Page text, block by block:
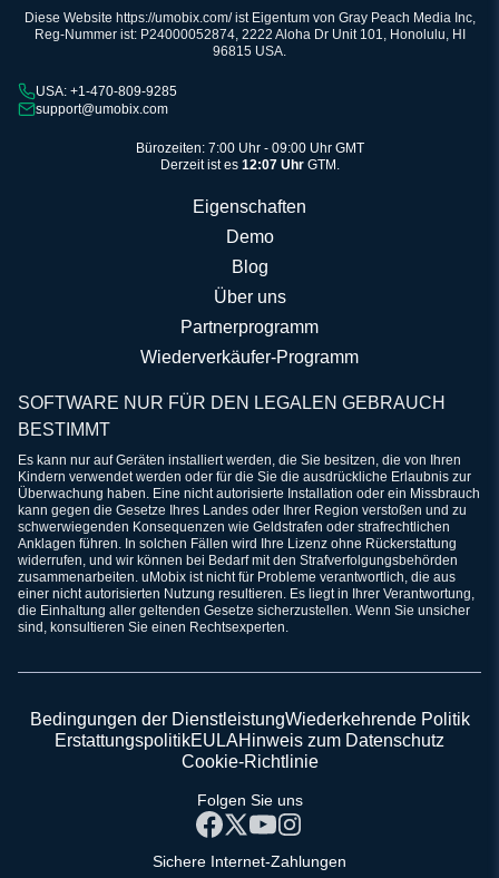
Diese Website https://umobix.com/ ist Eigentum von Gray Peach Media Inc,
Reg-Nummer ist: P24000052874, 2222 Aloha Dr Unit 101, Honolulu, HI
96815 USA.
USA: +1-470-809-9285
support@umobix.com
Bürozeiten: 7:00 Uhr - 09:00 Uhr GMT
Derzeit ist es 12:07 UhrGTM.
Eigenschaften
Demo
Blog
Über uns
Partnerprogramm
Wiederverkäufer-Programm
SOFTWARE NUR FÜR DEN LEGALEN GEBRAUCH
BESTIMMT
Es kann nur auf Geräten installiert werden, die Sie besitzen, die von Ihren
Kindern verwendet werden oder für die Sie die ausdrückliche Erlaubnis zur
Überwachung haben. Eine nicht autorisierte Installation oder ein Missbrauch
kann gegen die Gesetze Ihres Landes oder Ihrer Region verstoßen und zu
schwerwiegenden Konsequenzen wie Geldstrafen oder strafrechtlichen
Anklagen führen. In solchen Fällen wird Ihre Lizenz ohne Rückerstattung
widerrufen, und wir können bei Bedarf mit den Strafverfolgungsbehörden
zusammenarbeiten. uMobix ist nicht für Probleme verantwortlich, die aus
einer nicht autorisierten Nutzung resultieren. Es liegt in Ihrer Verantwortung,
die Einhaltung aller geltenden Gesetze sicherzustellen. Wenn Sie unsicher
sind, konsultieren Sie einen Rechtsexperten.
Bedingungen der DienstleistungWiederkehrende Politik
ErstattungspolitikEULAHinweis zum Datenschutz
Cookie-Richtlinie
Folgen Sie uns
Sichere Internet-Zahlungen